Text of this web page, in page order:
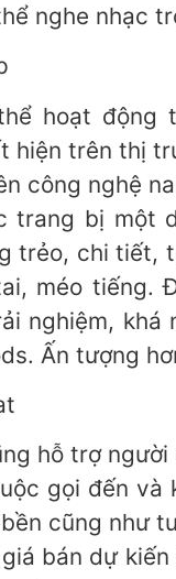
nghe nhạc
hoạt
hiện trên thị
công nghệ
trang bị một
trẻo, chi tiết,
méo tiếng.
nghiệm,
Ấn tượng
hỗ trợ
gọi đến
cũng như
bán dự